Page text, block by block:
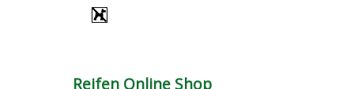
Reifen Online Shop